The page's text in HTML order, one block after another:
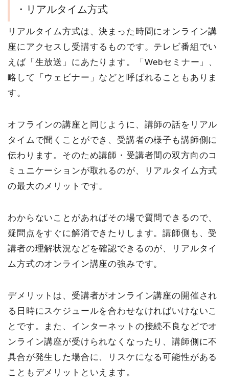
・リアルタイム方式
リアルタイム方式は、決まった時間にオンライン講
座にアクセスし受講するものです。テレビ番組でい
えば「生放送」にあたります。「Webセミナー」、
略して「ウェビナー」などと呼ばれることもありま
す。
オフラインの講座と同じように、講師の話をリアル
タイムで聞くことができ、受講者の様子も講師側に
伝わります。そのため講師・受講者間の双方向のコ
ミュニケーションが取れるのが、リアルタイム方式
の最大のメリットです。
わからないことがあればその場で質問できるので、
疑問点をすぐに解消できたりします。講師側も、受
講者の理解状況などを確認できるのが、リアルタイ
ム方式のオンライン講座の強みです。
デメリットは、受講者がオンライン講座の開催され
る日時にスケジュールを合わせなければいけないこ
とです。また、インターネットの接続不良などでオ
ンライン講座が受けられなくなったり、講師側に不
具合が発生した場合に、リスケになる可能性がある
こともデメリットといえます。